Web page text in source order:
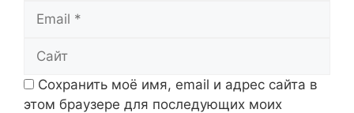
Сохранить моё имя, email и адрес сайта в
этом браузере для последующих моих